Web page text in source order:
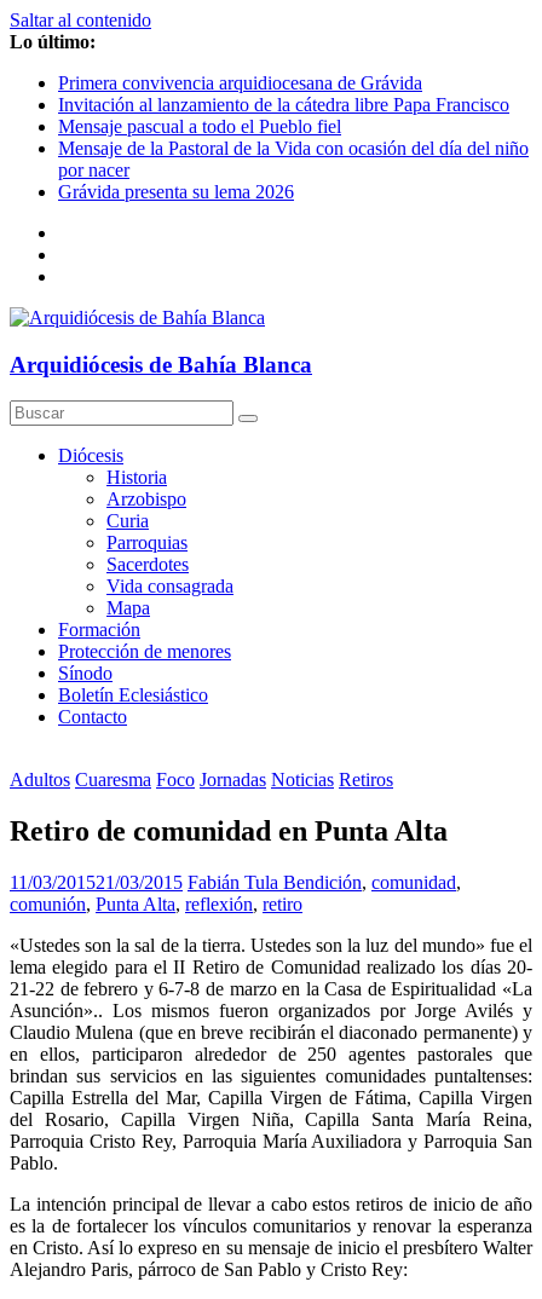
Saltar al contenido
Lo último:
Primera convivencia arquidiocesana de Grávida
Invitación al lanzamiento de la cátedra libre Papa Francisco
Mensaje pascual a todo el Pueblo fiel
Mensaje de la Pastoral de la Vida con ocasión del día del niño
por nacer
Grávida presenta su lema 2026
Arquidiócesis de Bahía Blanca
Diócesis
Historia
Arzobispo
Curia
Parroquias
Sacerdotes
Vida consagrada
Mapa
Formación
Protección de menores
Sínodo
Boletín Eclesiástico
Contacto
Adultos Cuaresma Foco Jornadas Noticias Retiros
Retiro de comunidad en Punta Alta
11/03/201521/03/2015 Fabián Tula Bendición, comunidad,
comunión, Punta Alta, reflexión, retiro
«Ustedes son la sal de la tierra. Ustedes son la luz del mundo» fue el
lema elegido para el II Retiro de Comunidad realizado los días 20-
21-22 de febrero y 6-7-8 de marzo en la Casa de Espiritualidad «La
Asunción».. Los mismos fueron organizados por Jorge Avilés y
Claudio Mulena (que en breve recibirán el diaconado permanente) y
en ellos, participaron alrededor de 250 agentes pastorales que
brindan sus servicios en las siguientes comunidades puntaltenses:
Capilla Estrella del Mar, Capilla Virgen de Fátima, Capilla Virgen
del Rosario, Capilla Virgen Niña, Capilla Santa María Reina,
Parroquia Cristo Rey, Parroquia María Auxiliadora y Parroquia San
Pablo.
La intención principal de llevar a cabo estos retiros de inicio de año
es la de fortalecer los vínculos comunitarios y renovar la esperanza
en Cristo. Así lo expreso en su mensaje de inicio el presbítero Walter
Alejandro Paris, párroco de San Pablo y Cristo Rey: